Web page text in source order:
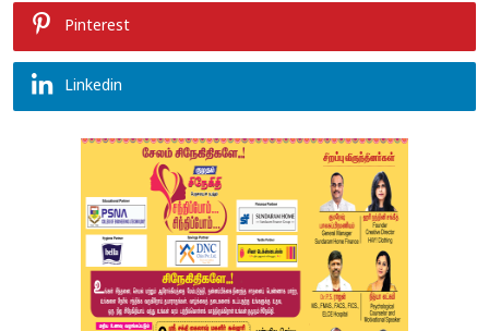
Pinterest
Linkedin